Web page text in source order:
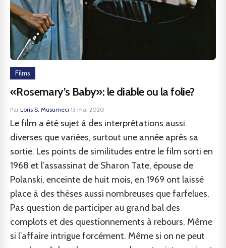
Films
«Rosemary’s Baby»: le diable ou la folie?
Par Loris S. Musumeci·13 mai 2020
Le film a été sujet à des interprétations aussi
diverses que variées, surtout une année après sa
sortie. Les points de similitudes entre le film sorti en
1968 et l’assassinat de Sharon Tate, épouse de
Polanski, enceinte de huit mois, en 1969 ont laissé
place à des thèses aussi nombreuses que farfelues.
Pas question de participer au grand bal des
complots et des questionnements à rebours. Même
si l’affaire intrigue forcément. Même si on ne peut